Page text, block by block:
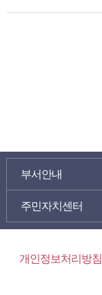
부서안내
주민자치센터
개인정보처리방침